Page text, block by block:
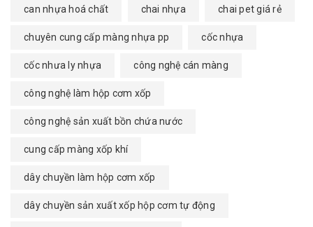
can nhựa hoá chất chai nhựa chai pet giá rẻ
chuyên cung cấp màng nhựa pp cốc nhựa
cốc nhưa ly nhựa công nghệ cán màng
công nghệ làm hộp cơm xốp
công nghệ sản xuất bồn chứa nước
cung cấp màng xốp khí
dây chuyền làm hộp cơm xốp
dây chuyền sản xuất xốp hộp cơm tự động